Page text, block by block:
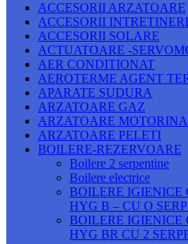
ACCESORII ARZATOARE
ACCESORII
ACCESORII SOLARE
ACTUATOARE -
AER CONDITIONAT
AEROTERME AGENT
APARATE SUDURA
ARZATOARE GAZ
ARZATOARE MOTORINA
ARZATOARE PELETI
BOILERE-REZERVOARE
Boilere 2 serpentine
Boilere electrice
BOILERE IGIENICE
HYG B – CU O
BOILERE IGIENICE
HYG BR CU 2